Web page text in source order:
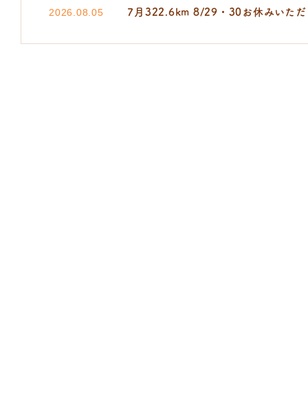
2026.08.05 7月322.6km 8/29・30お休みいただ